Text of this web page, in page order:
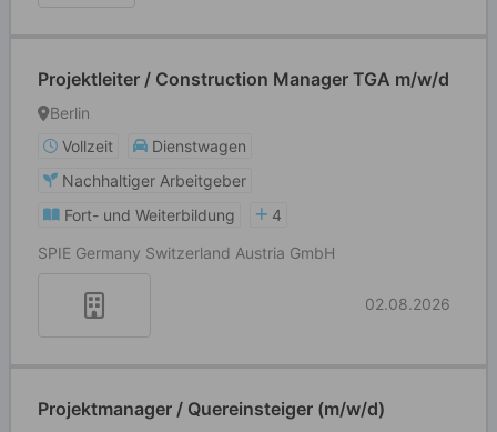
Projektleiter / Construction Manager TGA m/w/d
Berlin
Vollzeit
Dienstwagen
Nachhaltiger Arbeitgeber
Fort- und Weiterbildung
4
SPIE Germany Switzerland Austria GmbH
02.08.2026
Projektmanager / Quereinsteiger (m/w/d)